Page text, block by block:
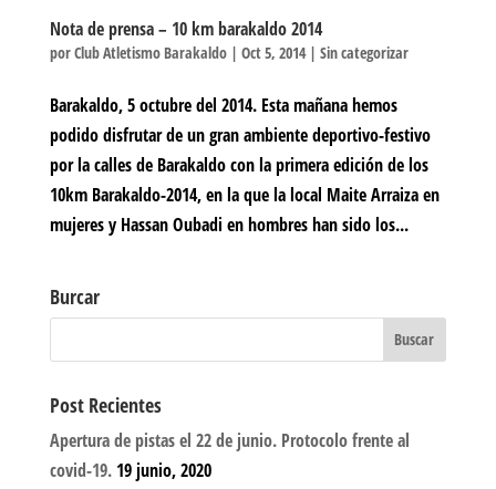
Nota de prensa – 10 km barakaldo 2014
porClub Atletismo Barakaldo| Oct 5, 2014| Sin categorizar
Barakaldo, 5 octubre del 2014. Esta mañana hemos
podido disfrutar de un gran ambiente deportivo-festivo
por la calles de Barakaldo con la primera edición de los
10km Barakaldo-2014, en la que la local Maite Arraiza en
mujeres y Hassan Oubadi en hombres han sido los...
Burcar
Post Recientes
Apertura de pistas el 22 de junio. Protocolo frente al
covid-19. 19 junio, 2020